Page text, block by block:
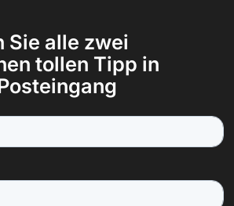
Sie alle zwei
tollen Tipp in